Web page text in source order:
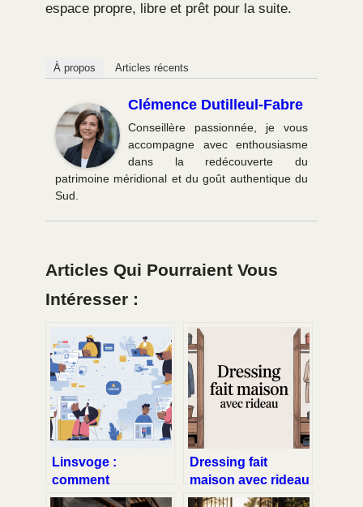
espace propre, libre et prêt pour la suite.
À propos Articles récents
Clémence Dutilleul-Fabre
Conseillère passionnée, je vous
accompagne avec enthousiasme
dans la redécouverte du
patrimoine méridional et du goût authentique du
Sud.
Articles Qui Pourraient Vous
Intéresser :
Linsvoge :
comment
comprendre ce
Dressing fait
maison avec rideau
: idées, mesures et